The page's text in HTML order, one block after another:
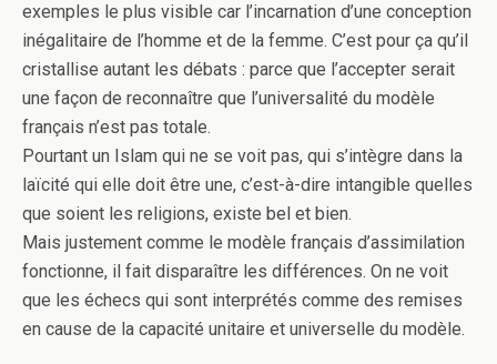
exemples le plus visible car l’incarnation d’une conception
inégalitaire de l’homme et de la femme. C’est pour ça qu’il
cristallise autant les débats : parce que l’accepter serait
une façon de reconnaître que l’universalité du modèle
français n’est pas totale.
Pourtant un Islam qui ne se voit pas, qui s’intègre dans la
laïcité qui elle doit être une, c’est-à-dire intangible quelles
que soient les religions, existe bel et bien.
Mais justement comme le modèle français d’assimilation
fonctionne, il fait disparaître les différences. On ne voit
que les échecs qui sont interprétés comme des remises
en cause de la capacité unitaire et universelle du modèle.